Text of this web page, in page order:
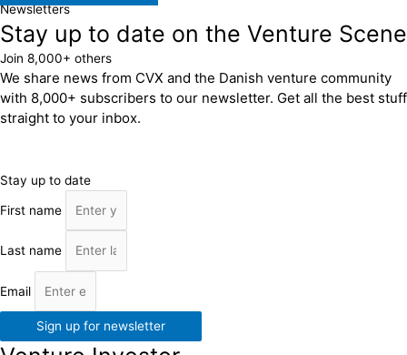
Newsletters
Stay up to date on the Venture Scene
Join 8,000+ others
We share news from CVX and the Danish venture community
with 8,000+ subscribers to our newsletter. Get all the best stuff
straight to your inbox.
Stay up to date
First name
Last name
Email
Sign up for newsletter